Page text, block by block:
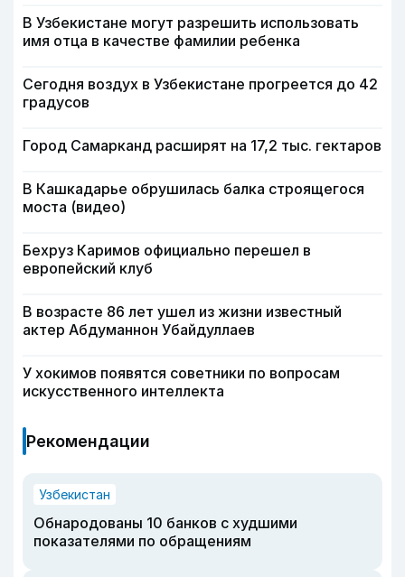
В Узбекистане могут разрешить использовать
имя отца в качестве фамилии ребенка
Сегодня воздух в Узбекистане прогреется до 42
градусов
Город Самарканд расширят на 17,2 тыс. гектаров
В Кашкадарье обрушилась балка строящегося
моста (видео)
Бехруз Каримов официально перешел в
европейский клуб
В возрасте 86 лет ушел из жизни известный
актер Абдуманнон Убайдуллаев
У хокимов появятся советники по вопросам
искусственного интеллекта
Рекомендации
Узбекистан
Обнародованы 10 банков с худшими
показателями по обращениям